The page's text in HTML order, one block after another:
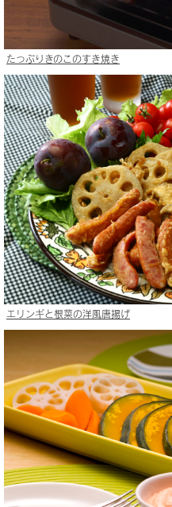
たっぷりきのこのすき焼き
エリンギと根菜の洋風唐揚げ